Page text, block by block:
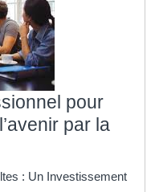
pour
par la
: Un Investissement